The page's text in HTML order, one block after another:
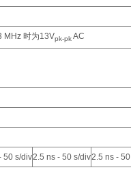
MHz 时为13Vpk-pkAC
50 s/div2.5 ns - 50 s/div2.5 ns -